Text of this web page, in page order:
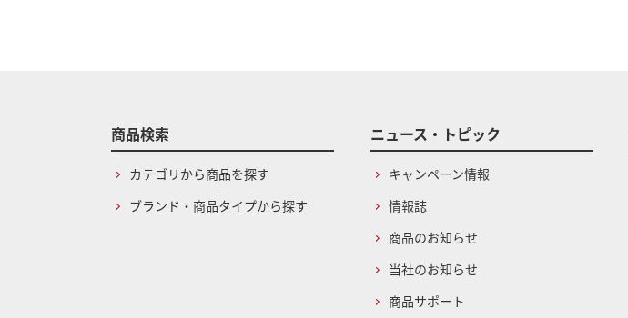
商品検索
カテゴリから商品を探す
ブランド・商品タイプから探す
ニュース・トピック
キャンペーン情報
情報誌
商品のお知らせ
当社のお知らせ
商品サポート